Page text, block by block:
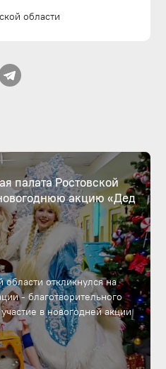
области
палата Ростовской
акцию «Дед
откликнулся на
- благотворительного
в новогодней акции